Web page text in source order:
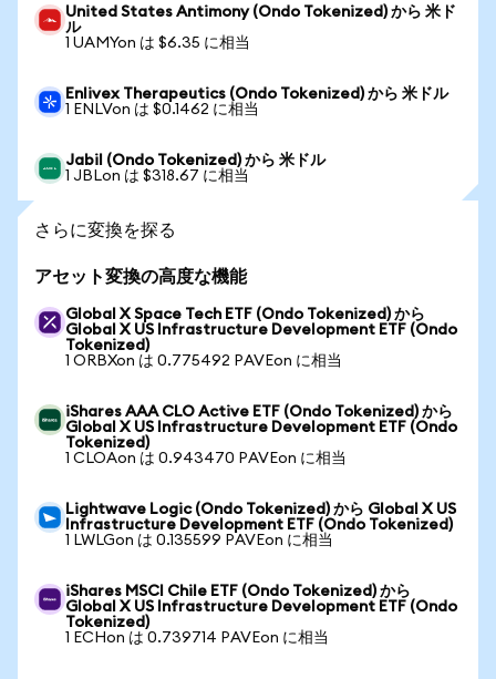
United States Antimony (Ondo Tokenized) から 米ド
ル
1 UAMYon は $6.35 に相当
Enlivex Therapeutics (Ondo Tokenized) から 米ドル
1 ENLVon は $0.1462 に相当
Jabil (Ondo Tokenized) から 米ドル
1 JBLon は $318.67 に相当
さらに変換を探る
アセット変換の高度な機能
Global X Space Tech ETF (Ondo Tokenized) から
Global X US Infrastructure Development ETF (Ondo
Tokenized)
1 ORBXon は 0.775492 PAVEon に相当
iShares AAA CLO Active ETF (Ondo Tokenized) から
Global X US Infrastructure Development ETF (Ondo
Tokenized)
1 CLOAon は 0.943470 PAVEon に相当
Lightwave Logic (Ondo Tokenized) から Global X US
Infrastructure Development ETF (Ondo Tokenized)
1 LWLGon は 0.135599 PAVEon に相当
iShares MSCI Chile ETF (Ondo Tokenized) から
Global X US Infrastructure Development ETF (Ondo
Tokenized)
1 ECHon は 0.739714 PAVEon に相当